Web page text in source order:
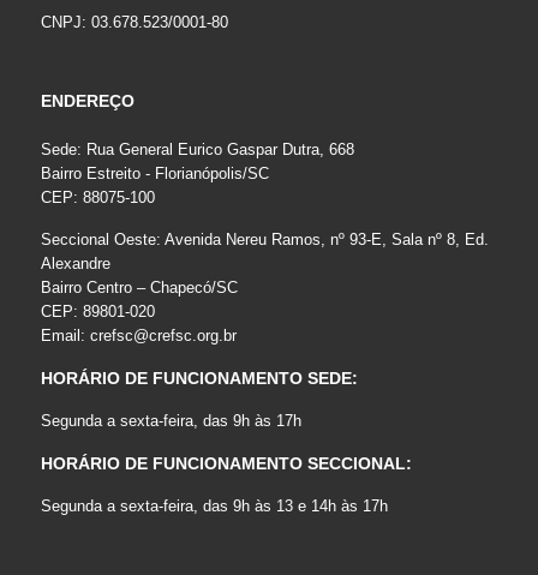
CNPJ: 03.678.523/0001-80
ENDEREÇO
Sede: Rua General Eurico Gaspar Dutra, 668
Bairro Estreito - Florianópolis/SC
CEP: 88075-100
Seccional Oeste: Avenida Nereu Ramos, nº 93-E, Sala nº 8, Ed.
Alexandre
Bairro Centro – Chapecó/SC
CEP: 89801-020
Email: crefsc@crefsc.org.br
HORÁRIO DE FUNCIONAMENTO SEDE:
Segunda a sexta-feira, das 9h às 17h
HORÁRIO DE FUNCIONAMENTO SECCIONAL:
Segunda a sexta-feira, das 9h às 13 e 14h às 17h